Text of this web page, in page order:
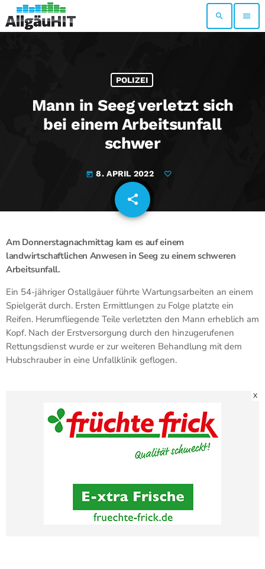
search menu
POLIZEI
Mann in Seeg verletzt sich
bei einem Arbeitsunfall
schwer
today 8. APRIL 2022
share
email
Am Donnerstagnachmittag kam es auf einem
landwirtschaftlichen Anwesen in Seeg zu einem schweren
Arbeitsunfall.
Ein 54-jähriger Ostallgäuer führte Wartungsarbeiten an einem
Spielgerät durch. Ersten Ermittlungen zu Folge platzte ein
Reifen. Herumfliegende Teile verletzten den Mann erheblich am
Kopf. Nach der Erstversorgung durch den hinzugerufenen
Rettungsdienst wurde er zur weiteren Behandlung mit dem
Hubschrauber in eine Unfallklinik geflogen.
X